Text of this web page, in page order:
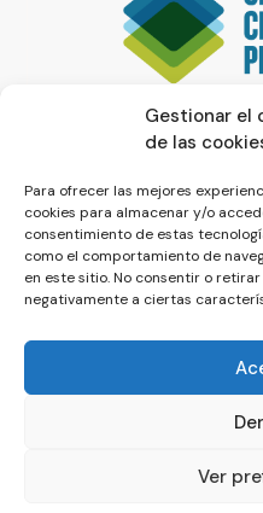
Gestionar el
de las
Para ofrecer las mejores
cookies para almacenar y/o
consentimiento de estas
como el comportamiento de
en este sitio. No consentir o
negativamente a ciertas
Ver
© La Servilleta - El Blog de